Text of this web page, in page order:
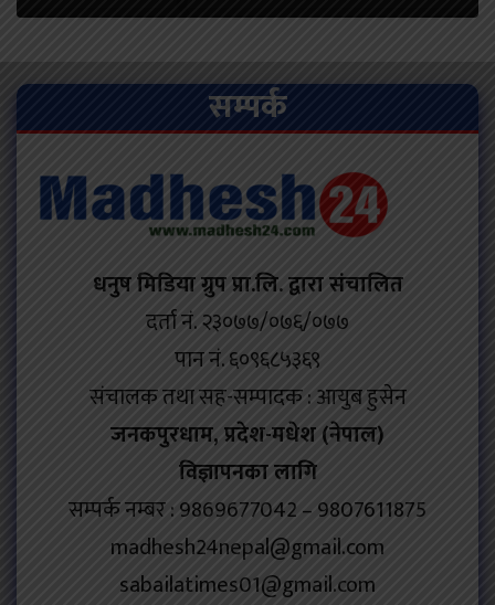
सम्पर्क
धनुष मिडिया ग्रुप प्रा.लि. द्वारा संचालित
दर्ता नं. २३०७७/०७६/०७७
पान नं. ६०९६८५३६९
संचालक तथा सह-सम्पादक : आयुब हुसेन
जनकपुरधाम, प्रदेश-मधेश (नेपाल)
विज्ञापनका लागि
सम्पर्क नम्बर : 9869677042 – 9807611875
madhesh24nepal@gmail.com
sabailatimes01@gmail.com